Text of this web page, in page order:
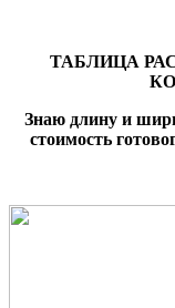
ТАБЛИЦА
Знаю длину и
стоимость